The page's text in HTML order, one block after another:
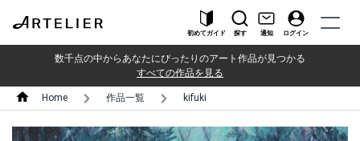
初めてガイド 探す 通知 ログイン
数千点の中からあなたにぴったりのアート作品が見つかる
すべての作品を見る
Home 作品一覧 kifuki